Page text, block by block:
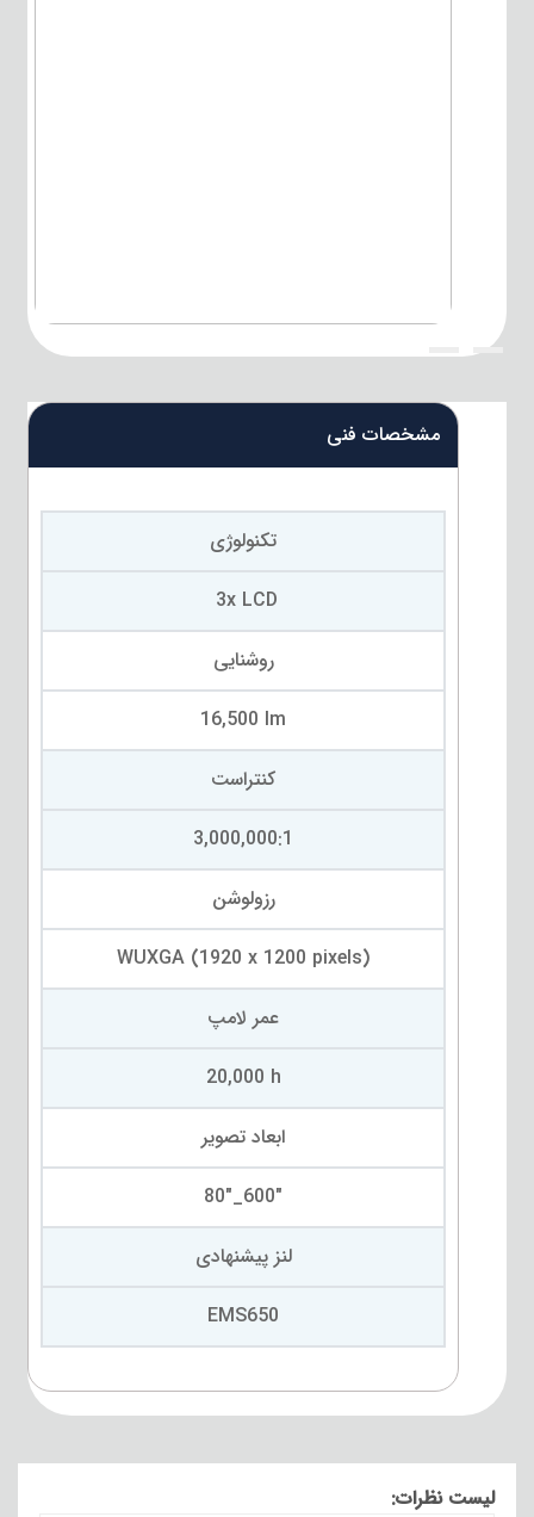
{title}
{title}
مشخصات فنی
تکنولوژی
3x LCD
روشنایی
16,500 lm
کنتراست
3,000,000:1
رزولوشن
WUXGA (1920 x 1200 pixels)
عمر لامپ
20,000 h
ابعاد تصویر
"600_"80
لنز پیشنهادی
EMS650
لیست نظرات: